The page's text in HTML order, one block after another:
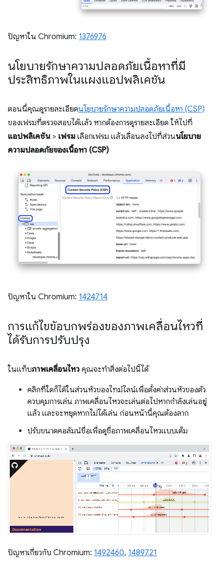
ปัญหาใน Chromium: 1376976
นโยบายรักษาความปลอดภัยเนื้อหาที่มี
ประสิทธิภาพในแผงแอปพลิเคชัน
ตอนนี้คุณดูรายละเอียดนโยบายรักษาความปลอดภัยเนื้อหา (CSP)
ของเฟรมที่ตรวจสอบได้แล้ว หากต้องการดูรายละเอียด ให้ไปที่
แอปพลิเคชัน > เฟรม เลือกเฟรม แล้วเลื่อนลงไปที่ส่วนนโยบาย
ความปลอดภัยของเนื้อหา (CSP)
ปัญหาใน Chromium: 1424714
การแก้ไขข้อบกพร่องของภาพเคลื่อนไหวที่
ได้รับการปรับปรุง
ในแท็บภาพเคลื่อนไหว คุณจะทำสิ่งต่อไปนี้ได้
คลิกที่ใดก็ได้ในส่วนหัวของไทม์ไลน์เพื่อตั้งค่าส่วนหัวของตัว
ควบคุมการเล่น ภาพเคลื่อนไหวจะเล่นต่อไปหากกำลังเล่นอยู่
แล้ว และจะหยุดหากไม่ได้เล่น ก่อนหน้านี้คุณต้องลาก
ปรับขนาดคอลัมน์ชื่อเพื่อดูชื่อภาพเคลื่อนไหวแบบเต็ม
ปัญหาเกี่ยวกับ Chromium: 1492460, 1489721